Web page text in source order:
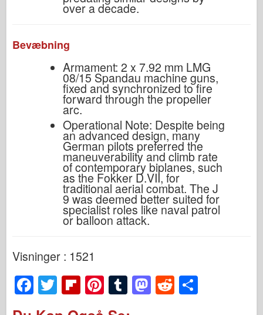
over a decade.
Bevæbning
Armament: 2 x 7.92 mm LMG
08/15 Spandau machine guns,
fixed and synchronized to fire
forward through the propeller
arc.
Operational Note: Despite being
an advanced design, many
German pilots preferred the
maneuverability and climb rate
of contemporary biplanes, such
as the Fokker D.VII, for
traditional aerial combat. The J
9 was deemed better suited for
specialist roles like naval patrol
or balloon attack.
Visninger : 1521
F
a
T
wi
Fl Pi
nt
T M R